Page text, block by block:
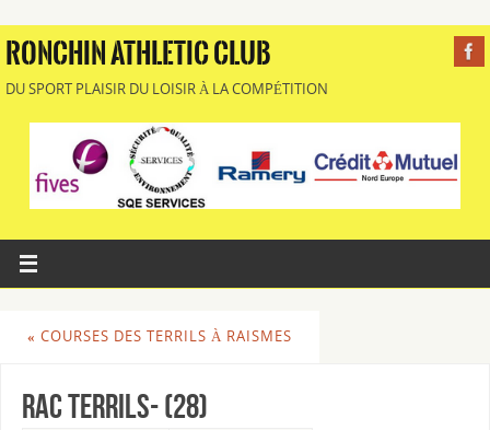
RONCHIN ATHLETIC CLUB
DU SPORT PLAISIR DU LOISIR À LA COMPÉTITION
« COURSES DES TERRILS À RAISMES
RAC Terrils- (28)